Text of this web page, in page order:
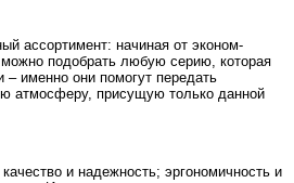
ассортимент: начиная от эконом-
подобрать любую серию, которая
– именно они помогут передать
атмосферу, присущую только данной
и надежность; эргономичность и